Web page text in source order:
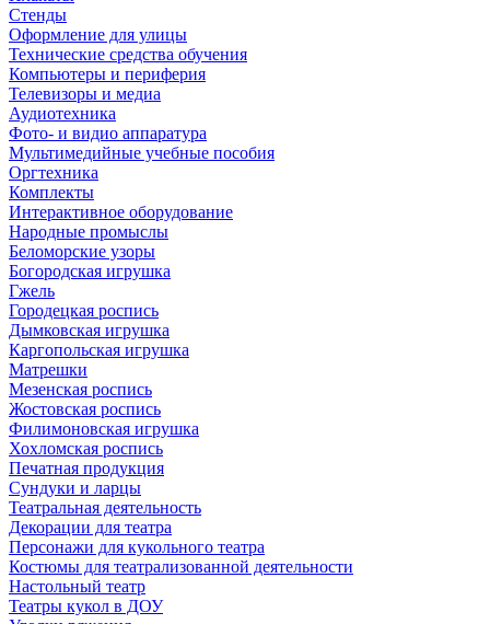
Стенды
Оформление для улицы
Технические средства обучения
Компьютеры и периферия
Телевизоры и медиа
Аудиотехника
Фото- и видио аппаратура
Мультимедийные учебные пособия
Оргтехника
Комплекты
Интерактивное оборудование
Народные промыслы
Беломорские узоры
Богородская игрушка
Гжель
Городецкая роспись
Дымковская игрушка
Каргопольская игрушка
Матрешки
Мезенская роспись
Жостовская роспись
Филимоновская игрушка
Хохломская роспись
Печатная продукция
Сундуки и ларцы
Театральная деятельность
Декорации для театра
Персонажи для кукольного театра
Костюмы для театрализованной деятельности
Настольный театр
Театры кукол в ДОУ